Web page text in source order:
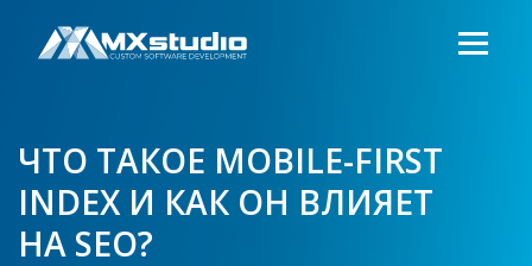
ЧТО ТАКОЕ MOBILE-FIRST
INDEX И КАК ОН ВЛИЯЕТ
НА SEO?